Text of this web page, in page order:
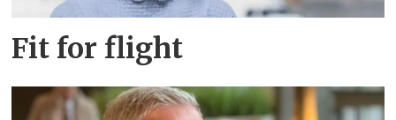
Fit for flight